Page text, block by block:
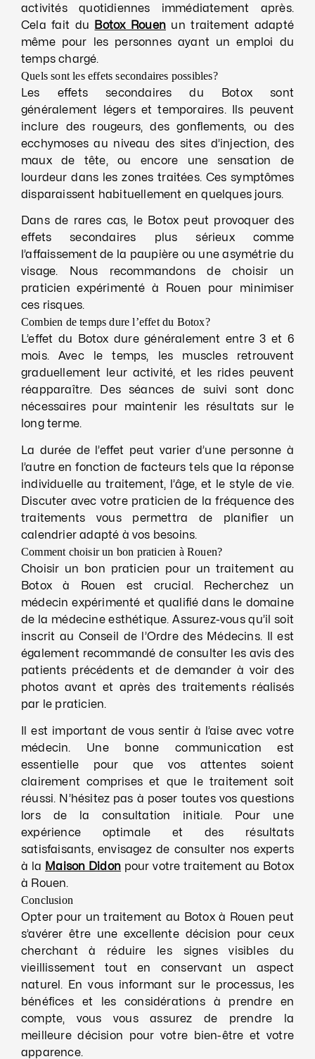
activités quotidiennes immédiatement après.
Cela fait du
Botox Rouenun traitement adapté
même pour les personnes ayant un emploi du
temps chargé.
Quels sont les effets secondaires possibles?
Les effets secondaires du Botox sont
généralement légers et temporaires. Ils peuvent
inclure des rougeurs, des gonflements, ou des
ecchymoses au niveau des sites d’injection, des
maux de tête, ou encore une sensation de
lourdeur dans les zones traitées. Ces symptômes
disparaissent habituellement en quelques jours.
Dans de rares cas, le Botox peut provoquer des
effets secondaires plus sérieux comme
l’affaissement de la paupière ou une asymétrie du
visage. Nous recommandons de choisir un
praticien expérimenté à Rouen pour minimiser
ces risques.
Combien de temps dure l’effet du Botox?
L’effet du Botox dure généralement entre 3 et 6
mois. Avec le temps, les muscles retrouvent
graduellement leur activité, et les rides peuvent
réapparaître. Des séances de suivi sont donc
nécessaires pour maintenir les résultats sur le
long terme.
La durée de l’effet peut varier d’une personne à
l’autre en fonction de facteurs tels que la réponse
individuelle au traitement, l’âge, et le style de vie.
Discuter avec votre praticien de la fréquence des
traitements vous permettra de planifier un
calendrier adapté à vos besoins.
Comment choisir un bon praticien à Rouen?
Choisir un bon praticien pour un traitement au
Botox à Rouen est crucial. Recherchez un
médecin expérimenté et qualifié dans le domaine
de la médecine esthétique. Assurez-vous qu’il soit
inscrit au Conseil de l’Ordre des Médecins. Il est
également recommandé de consulter les avis des
patients précédents et de demander à voir des
photos avant et après des traitements réalisés
par le praticien.
Il est important de vous sentir à l’aise avec votre
médecin. Une bonne communication est
essentielle pour que vos attentes soient
clairement comprises et que le traitement soit
réussi. N’hésitez pas à poser toutes vos questions
lors de la consultation initiale. Pour une
expérience optimale et des résultats
satisfaisants, envisagez de consulter nos experts
à la Maison Didon pour votre traitement au Botox
à Rouen.
Conclusion
Opter pour un traitement au Botox à Rouen peut
s’avérer être une excellente décision pour ceux
cherchant à réduire les signes visibles du
vieillissement tout en conservant un aspect
naturel. En vous informant sur le processus, les
bénéfices et les considérations à prendre en
compte, vous vous assurez de prendre la
meilleure décision pour votre bien-être et votre
apparence.